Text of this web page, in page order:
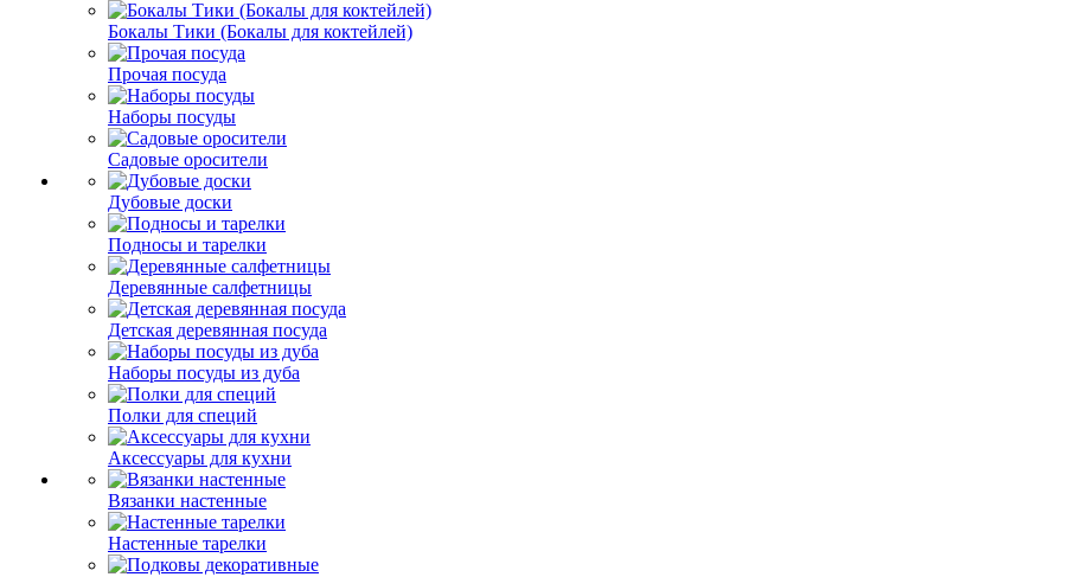
Бокалы Тики (Бокалы для коктейлей)
Прочая посуда
Наборы посуды
Садовые оросители
Дубовые доски
Подносы и тарелки
Деревянные салфетницы
Детская деревянная посуда
Наборы посуды из дуба
Полки для специй
Аксессуары для кухни
Вязанки настенные
Настенные тарелки